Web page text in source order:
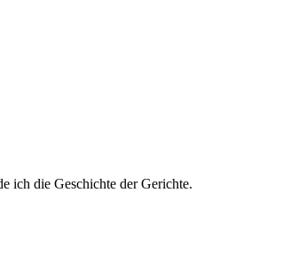
ich die Geschichte der Gerichte.